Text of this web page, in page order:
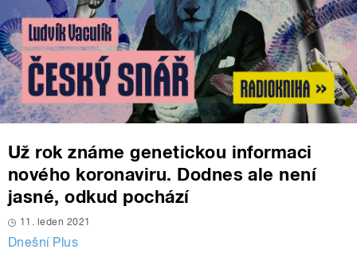
Už rok známe genetickou informaci
nového koronaviru. Dodnes ale není
jasné, odkud pochází
11. leden 2021
Dnešní Plus